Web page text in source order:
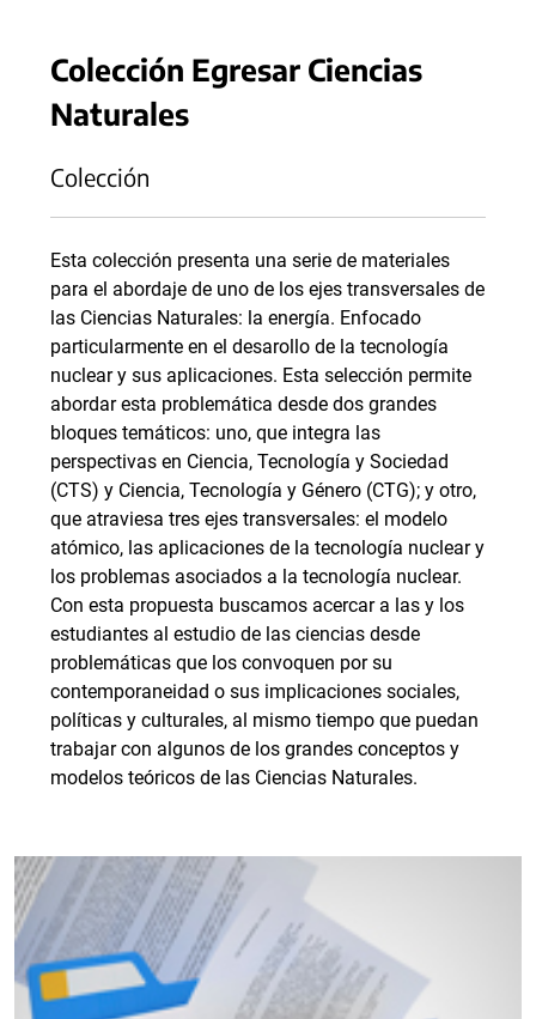
Colección Egresar Ciencias
Naturales
Colección
Esta colección presenta una serie de materiales
para el abordaje de uno de los ejes transversales de
las Ciencias Naturales: la energía. Enfocado
particularmente en el desarollo de la tecnología
nuclear y sus aplicaciones. Esta selección permite
abordar esta problemática desde dos grandes
bloques temáticos: uno, que integra las
perspectivas en Ciencia, Tecnología y Sociedad
(CTS) y Ciencia, Tecnología y Género (CTG); y otro,
que atraviesa tres ejes transversales: el modelo
atómico, las aplicaciones de la tecnología nuclear y
los problemas asociados a la tecnología nuclear.
Con esta propuesta buscamos acercar a las y los
estudiantes al estudio de las ciencias desde
problemáticas que los convoquen por su
contemporaneidad o sus implicaciones sociales,
políticas y culturales, al mismo tiempo que puedan
trabajar con algunos de los grandes conceptos y
modelos teóricos de las Ciencias Naturales.